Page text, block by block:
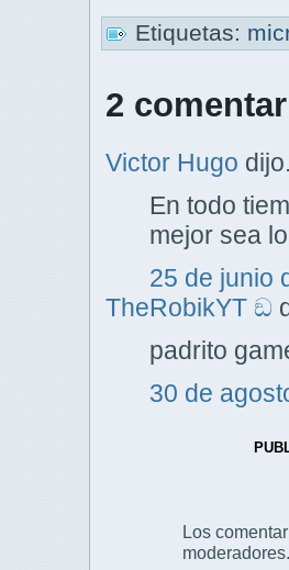
Etiquetas:
2
Victor Hugo
En todo
mejor sea
25 de junio
TheRobikYT ඞ
padrito
30 de
Los
moderadores.